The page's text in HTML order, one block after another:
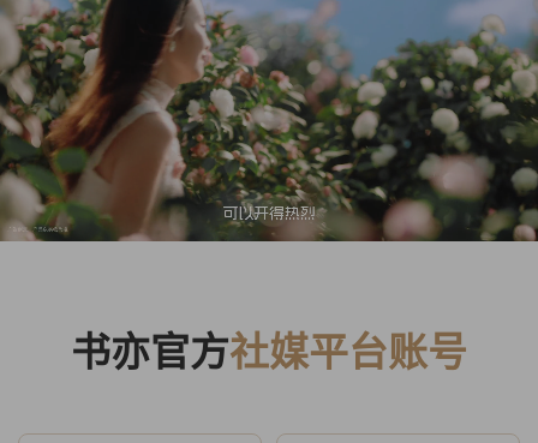
书亦官方社媒平台账号